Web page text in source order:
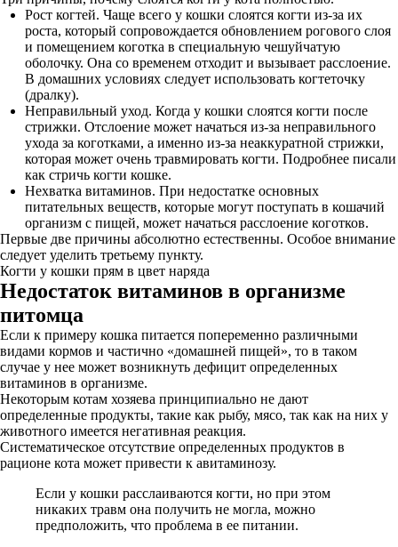
Рост когтей. Чаще всего у кошки слоятся когти из-за их
роста, который сопровождается обновлением рогового слоя
и помещением коготка в специальную чешуйчатую
оболочку. Она со временем отходит и вызывает расслоение.
В домашних условиях следует использовать когтеточку
(дралку).
Неправильный уход. Когда у кошки слоятся когти после
стрижки. Отслоение может начаться из-за неправильного
ухода за коготками, а именно из-за неаккуратной стрижки,
которая может очень травмировать когти. Подробнее писали
как стричь когти кошке.
Нехватка витаминов. При недостатке основных
питательных веществ, которые могут поступать в кошачий
организм с пищей, может начаться расслоение коготков.
Первые две причины абсолютно естественны. Особое внимание
следует уделить третьему пункту.
Когти у кошки прям в цвет наряда
Недостаток витаминов в организме
питомца
Если к примеру кошка питается попеременно различными
видами кормов и частично «домашней пищей», то в таком
случае у нее может возникнуть дефицит определенных
витаминов в организме.
Некоторым котам хозяева принципиально не дают
определенные продукты, такие как рыбу, мясо, так как на них у
животного имеется негативная реакция.
Систематическое отсутствие определенных продуктов в
рационе кота может привести к авитаминозу.
Если у кошки расслаиваются когти, но при этом
никаких травм она получить не могла, можно
предположить, что проблема в ее питании.